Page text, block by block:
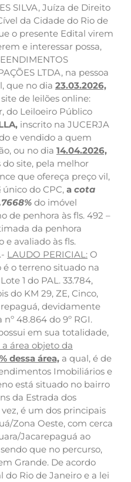
SILVA, Juíza de Direito
da Cidade do Rio de
o presente Edital virem
e interessar possa,
LTDA, na pessoa
que no dia 23.03.2026,
de leilões online:
do Leiloeiro Público
inscrito na JUCERJA
e vendido a quem
ou no dia 14.04.2026,
do site, pela melhor
que ofereça preço vil,
único do CPC, a cota
do imóvel
de penhora às fls. 492 –
da penhora
e avaliado às fls.
LAUDO PERICIAL: O
o terreno situado na
1 do PAL. 33.784,
do KM 29, ZE, Cinco,
devidamente
48.864 do 9º RGI.
em sua totalidade,
área objeto da
dessa área, a qual, é de
Imobiliários e
está situado no bairro
da Estrada dos
é um dos principais
Zona Oeste, com cerca
Jacarepaguá ao
que no percurso,
Grande. De acordo
Rio de Janeiro e a lei